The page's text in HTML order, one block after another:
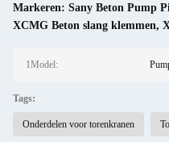
Markeren: Sany Beton Pump
XCMG Beton slang klemmen,
1Model:
Tags:
Onderdelen voor torenkranen